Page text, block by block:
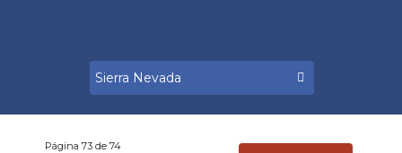
Página 73 de 74